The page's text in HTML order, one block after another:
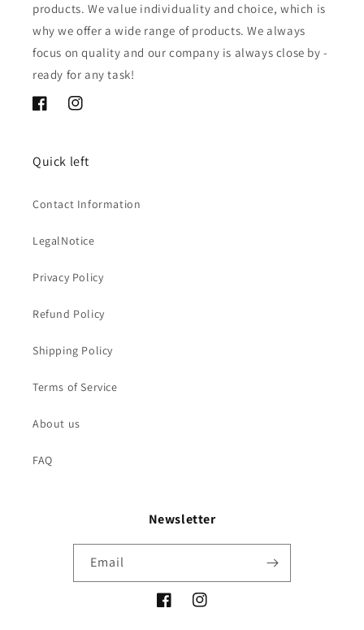
products. We value individuality and choice, which is
why we offer a wide range of products. We always
focus on quality and our company is always close by -
ready for any task!
FacebookInstagram
Quick left
Contact Information
LegalNotice
Privacy Policy
Refund Policy
Shipping Policy
Terms of Service
About us
FAQ
Newsletter
Email
FacebookInstagram